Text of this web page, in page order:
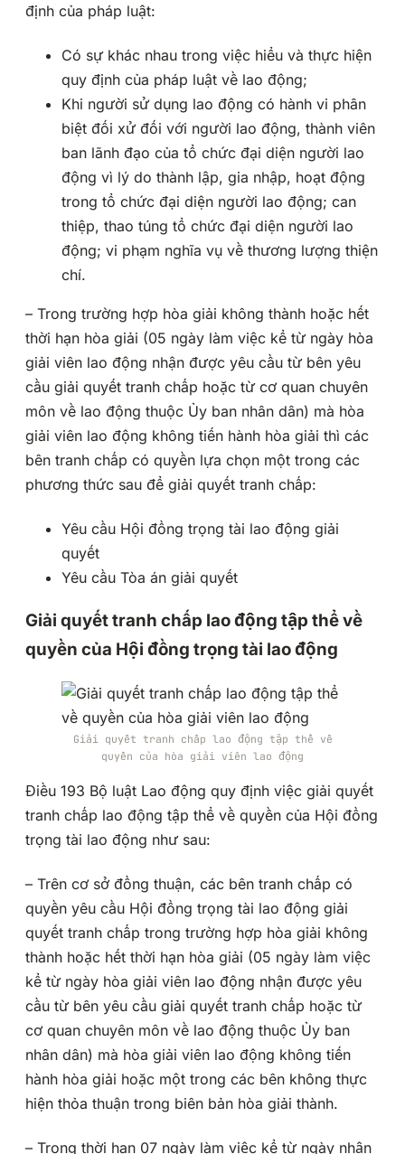
định của pháp luật:
Có sự khác nhau trong việc hiểu và thực hiện
quy định của pháp luật về lao động;
Khi người sử dụng lao động có hành vi phân
biệt đối xử đối với người lao động, thành viên
ban lãnh đạo của tổ chức đại diện người lao
động vì lý do thành lập, gia nhập, hoạt động
trong tổ chức đại diện người lao động; can
thiệp, thao túng tổ chức đại diện người lao
động; vi phạm nghĩa vụ về thương lượng thiện
chí.
– Trong trường hợp hòa giải không thành hoặc hết
thời hạn hòa giải (05 ngày làm việc kể từ ngày hòa
giải viên lao động nhận được yêu cầu từ bên yêu
cầu giải quyết tranh chấp hoặc từ cơ quan chuyên
môn về lao động thuộc Ủy ban nhân dân) mà hòa
giải viên lao động không tiến hành hòa giải thì các
bên tranh chấp có quyền lựa chọn một trong các
phương thức sau để giải quyết tranh chấp:
Yêu cầu Hội đồng trọng tài lao động giải
quyết
Yêu cầu Tòa án giải quyết
Giải quyết tranh chấp lao động tập thể về
quyền của Hội đồng trọng tài lao động
Giải quyết tranh chấp lao động tập thể về
quyền của hòa giải viên lao động
Điều 193 Bộ luật Lao động quy định việc giải quyết
tranh chấp lao động tập thể về quyền của Hội đồng
trọng tài lao động như sau:
– Trên cơ sở đồng thuận, các bên tranh chấp có
quyền yêu cầu Hội đồng trọng tài lao động giải
quyết tranh chấp trong trường hợp hòa giải không
thành hoặc hết thời hạn hòa giải (05 ngày làm việc
kể từ ngày hòa giải viên lao động nhận được yêu
cầu từ bên yêu cầu giải quyết tranh chấp hoặc từ
cơ quan chuyên môn về lao động thuộc Ủy ban
nhân dân) mà hòa giải viên lao động không tiến
hành hòa giải hoặc một trong các bên không thực
hiện thỏa thuận trong biên bản hòa giải thành.
– Trong thời hạn 07 ngày làm việc kể từ ngày nhận